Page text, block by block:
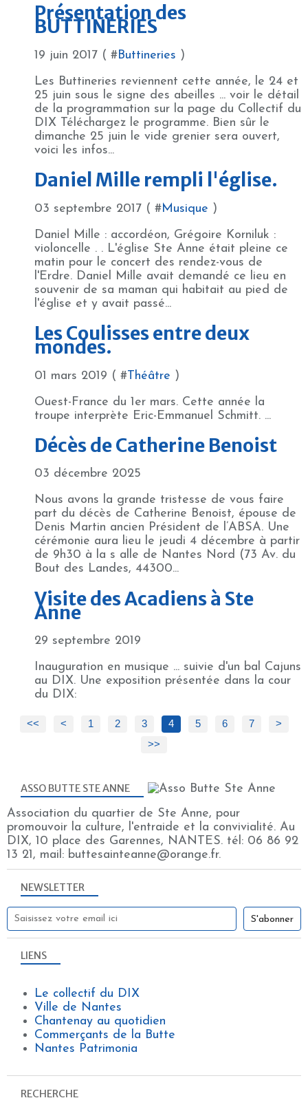
Présentation des
BUTTINERIES
19 juin 2017 ( #Buttineries )
Les Buttineries reviennent cette année, le 24 et
25 juin sous le signe des abeilles ... voir le détail
de la programmation sur la page du Collectif du
DIX Téléchargez le programme. Bien sûr le
dimanche 25 juin le vide grenier sera ouvert,
voici les infos...
Daniel Mille rempli l'église.
03 septembre 2017 ( #Musique )
Daniel Mille : accordéon, Grégoire Korniluk :
violoncelle . . L'église Ste Anne était pleine ce
matin pour le concert des rendez-vous de
l'Erdre. Daniel Mille avait demandé ce lieu en
souvenir de sa maman qui habitait au pied de
l'église et y avait passé...
Les Coulisses entre deux
mondes.
01 mars 2019 ( #Théâtre )
Ouest-France du 1er mars. Cette année la
troupe interprète Eric-Emmanuel Schmitt. ...
Décès de Catherine Benoist
03 décembre 2025
Nous avons la grande tristesse de vous faire
part du décès de Catherine Benoist, épouse de
Denis Martin ancien Président de l’ABSA. Une
cérémonie aura lieu le jeudi 4 décembre à partir
de 9h30 à la s alle de Nantes Nord (73 Av. du
Bout des Landes, 44300...
Visite des Acadiens à Ste
Anne
29 septembre 2019
Inauguration en musique ... suivie d'un bal Cajuns
au DIX. Une exposition présentée dans la cour
du DIX:
<< < 1 2 3 4 5 6 7
>
>>
NEWSLETTER
RECHERCHE
ASSO BUTTE STE ANNE
Association du quartier de Ste Anne, pour
promouvoir la culture, l'entraide et la convivialité. Au
DIX, 10 place des Garennes, NANTES. tél: 06 86 92
13 21, mail: buttesainteanne@orange.fr.
LIENS
Le collectif du DIX
Ville de Nantes
Chantenay au quotidien
Commerçants de la Butte
Nantes Patrimonia